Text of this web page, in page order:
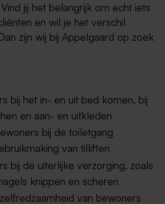
jij het belangrijk om echt iets
en wil je het verschil
zijn wij bij Appelgaard op zoek
bij het in- en uit bed komen, bij
en aan- en uitkleden
bij de toiletgang
van tilliften
bij de uiterlijke verzorging, zoals
knippen en scheren
van bewoners